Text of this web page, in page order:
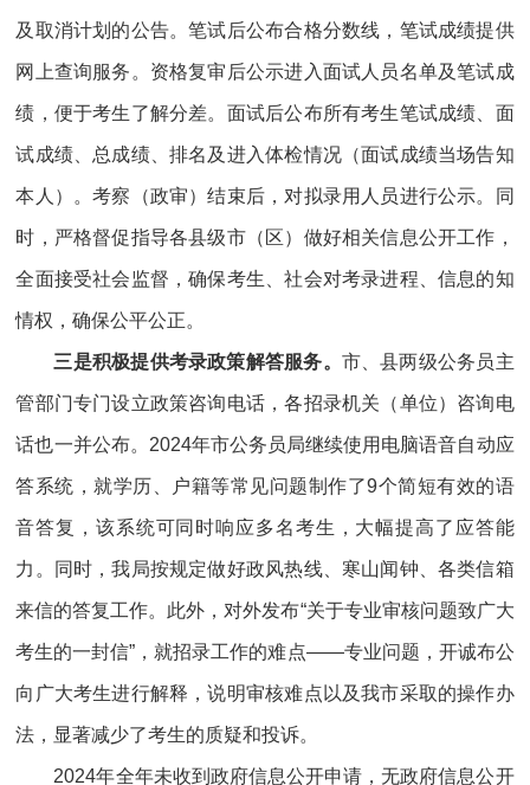
及取消计划的公告。笔试后公布合格分数线，笔试成绩提供
网上查询服务。资格复审后公示进入面试人员名单及笔试成
绩，便于考生了解分差。面试后公布所有考生笔试成绩、面
试成绩、总成绩、排名及进入体检情况（面试成绩当场告知
本人）。考察（政审）结束后，对拟录用人员进行公示。同
时，严格督促指导各县级市（区）做好相关信息公开工作，
全面接受社会监督，确保考生、社会对考录进程、信息的知
情权，确保公平公正。
三是积极提供考录政策解答服务。 市、县两级公务员主
管部门专门设立政策咨询电话，各招录机关（单位）咨询电
话也一并公布。2024年市公务员局继续使用电脑语音自动应
答系统，就学历、户籍等常见问题制作了9个简短有效的语
音答复，该系统可同时响应多名考生，大幅提高了应答能
力。同时，我局按规定做好政风热线、寒山闻钟、各类信箱
来信的答复工作。此外，对外发布“关于专业审核问题致广大
考生的一封信”，就招录工作的难点——专业问题，开诚布公
向广大考生进行解释，说明审核难点以及我市采取的操作办
法，显著减少了考生的质疑和投诉。
2024年全年未收到政府信息公开申请，无政府信息公开